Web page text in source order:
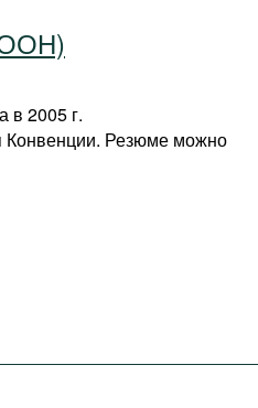
в 2005 г.
Конвенции. Резюме можно